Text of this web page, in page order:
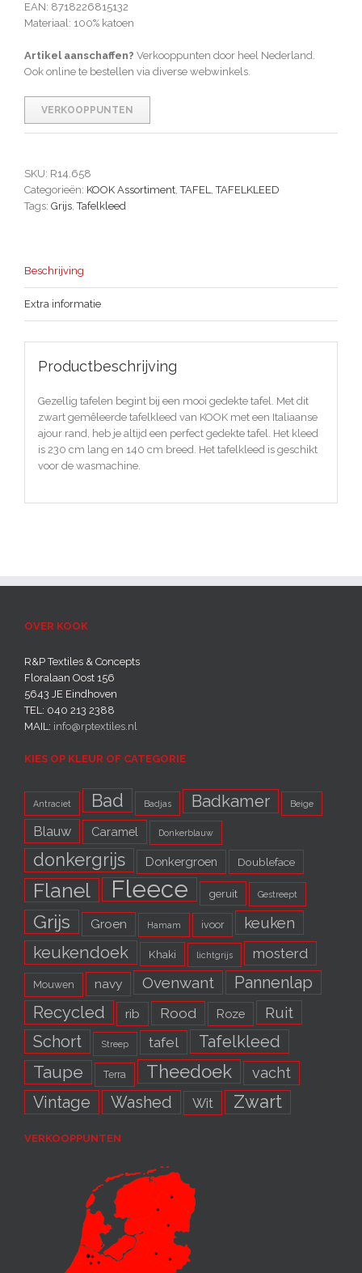
EAN: 8718226815132
Materiaal: 100% katoen
Artikel aanschaffen? Verkooppunten door heel Nederland.
Ook online te bestellen via diverse webwinkels.
VERKOOPPUNTEN
SKU: R14.658
Categorieën: KOOK Assortiment,TAFEL,TAFELKLEED
Tags: Grijs,Tafelkleed
Beschrijving
Extra informatie
Productbeschrijving
Gezellig tafelen begint bij een mooi gedekte tafel. Met dit
zwart gemêleerde tafelkleed van KOOK met een Italiaanse
ajour rand, heb je altijd een perfect gedekte tafel. Het kleed
is 230 cm lang en 140 cm breed. Het tafelkleed is geschikt
voor de wasmachine.
OVER KOOK
R&P Textiles & Concepts
Floralaan Oost 156
5643 JE Eindhoven‎
TEL: 040 213 2388
MAIL: info@rptextiles.nl
KIES OP KLEUR OF CATEGORIE
Antraciet Bad Badjas Badkamer Beige
Blauw Caramel Donkerblauw
donkergrijs Donkergroen Doubleface
Flanel Fleece geruit Gestreept
Grijs Groen Hamam ivoor keuken
keukendoek Khaki lichtgrijs mosterd
Mouwen navy Ovenwant
Pannenlap
Recycled
rib Rood Roze Ruit
Schort Streep tafel
Tafelkleed
Taupe
Terra Theedoek vacht
Vintage Washed Wit Zwart
VERKOOPPUNTEN